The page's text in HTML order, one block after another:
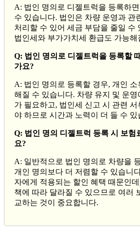
A: 법인 명의로 디젤트럭을 등록하
수 있습니다. 법인은 차량 운영과 관
처리할 수 있어 세금 부담을 줄일 수
법인세와 부가가치세 환급도 가능해
Q: 법인 명의로 디젤트럭을 등록할
가요?
A: 법인 명의로 등록할 경우, 개인
해질 수 있습니다. 차량 유지 및 운영
가 필요하고, 법인세 신고 시 관련 서
야 하므로 시간과 노력이 더 들 수 있
Q: 법인 명의 디젤트럭 등록 시 보험
요?
A: 일반적으로 법인 명의로 차량을
개인 명의보다 더 저렴할 수 있습니
자에게 적용되는 할인 혜택 때문인
책에 따라 달라질 수 있으므로 여러
교하는 것이 중요합니다.